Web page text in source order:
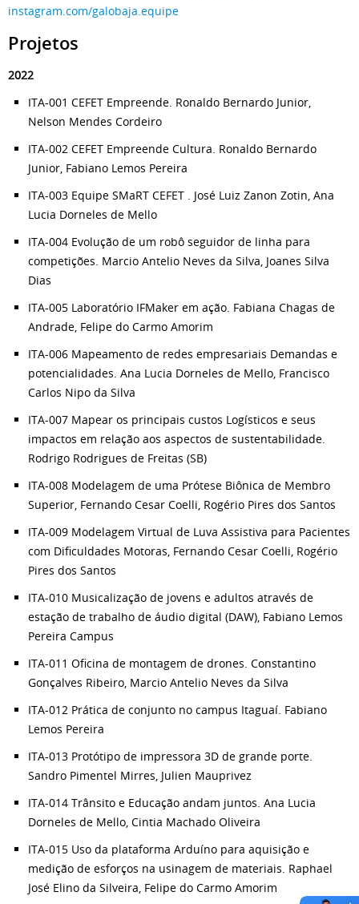
instagram.com/galobaja.equipe
Projetos
2022
ITA-001 CEFET Empreende. Ronaldo Bernardo Junior,
Nelson Mendes Cordeiro
ITA-002 CEFET Empreende Cultura. Ronaldo Bernardo
Junior, Fabiano Lemos Pereira
ITA-003 Equipe SMaRT CEFET . José Luiz Zanon Zotin, Ana
Lucia Dorneles de Mello
ITA-004 Evolução de um robô seguidor de linha para
competições. Marcio Antelio Neves da Silva, Joanes Silva
Dias
ITA-005 Laboratório IFMaker em ação. Fabiana Chagas de
Andrade, Felipe do Carmo Amorim
ITA-006 Mapeamento de redes empresariais Demandas e
potencialidades. Ana Lucia Dorneles de Mello, Francisco
Carlos Nipo da Silva
ITA-007 Mapear os principais custos Logísticos e seus
impactos em relação aos aspectos de sustentabilidade.
Rodrigo Rodrigues de Freitas (SB)
ITA-008 Modelagem de uma Prótese Biônica de Membro
Superior, Fernando Cesar Coelli, Rogério Pires dos Santos
ITA-009 Modelagem Virtual de Luva Assistiva para Pacientes
com Dificuldades Motoras, Fernando Cesar Coelli, Rogério
Pires dos Santos
ITA-010 Musicalização de jovens e adultos através de
estação de trabalho de áudio digital (DAW), Fabiano Lemos
Pereira Campus
ITA-011 Oficina de montagem de drones. Constantino
Gonçalves Ribeiro, Marcio Antelio Neves da Silva
ITA-012 Prática de conjunto no campus Itaguaí. Fabiano
Lemos Pereira
ITA-013 Protótipo de impressora 3D de grande porte.
Sandro Pimentel Mirres, Julien Mauprivez
ITA-014 Trânsito e Educação andam juntos. Ana Lucia
Dorneles de Mello, Cintia Machado Oliveira
ITA-015 Uso da plataforma Arduíno para aquisição e
medição de esforços na usinagem de materiais. Raphael
José Elino da Silveira, Felipe do Carmo Amorim